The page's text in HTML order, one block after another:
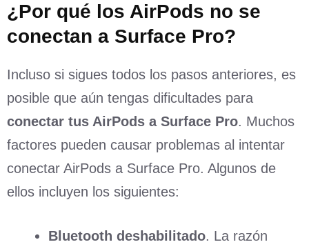
¿Por qué los AirPods no se
conectan a Surface Pro?
Incluso si sigues todos los pasos anteriores, es
posible que aún tengas dificultades para
conectar tus AirPods a Surface Pro. Muchos
factores pueden causar problemas al intentar
conectar AirPods a Surface Pro. Algunos de
ellos incluyen los siguientes:
Bluetooth deshabilitado. La razón